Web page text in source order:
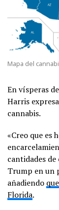
Mapa del
En vísperas
Harris
cannabis.
«Creo que es
cantidades
Trump en un
añadiendo
Florida.